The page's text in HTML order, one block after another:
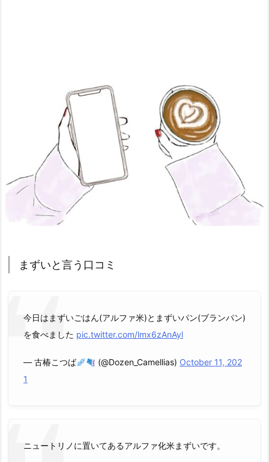
まずいと言う口コミ
今日はまずいごはん(アルファ米)とまずいパン(ブランパン)
を食べました pic.twitter.com/lmx6zAnAyl
— 古椿こつば (@Dozen_Camellias) October 11, 202
1
ニュートリノに置いてあるアルファ化米まずいです。